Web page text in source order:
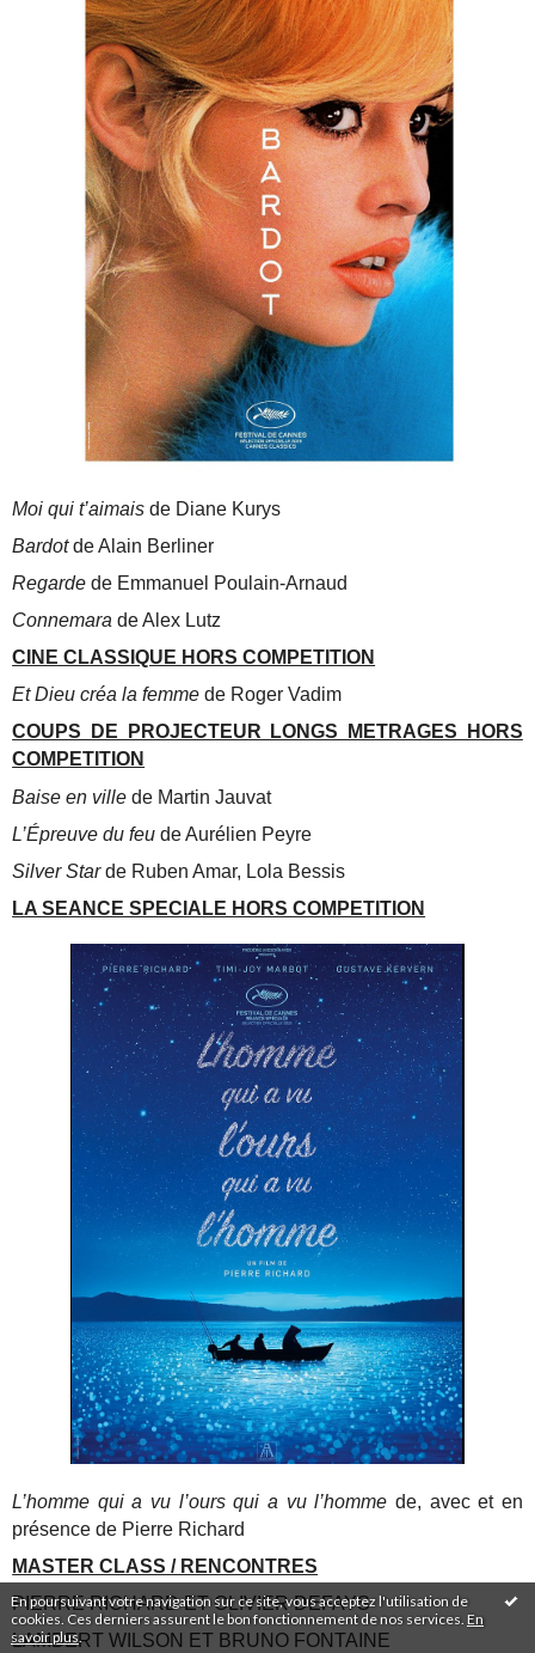
En poursuivant votre navigation sur ce site, vous acceptez l'utilisation de
cookies. Ces derniers assurent le bon fonctionnement de nos services. En
savoir plus.
Moi qui t’aimais de Diane Kurys
Bardotde Alain Berliner
Regarde de Emmanuel Poulain-Arnaud
Connemara de Alex Lutz
CINE CLASSIQUE HORS COMPETITION
Et Dieu créa la femmede Roger Vadim
COUPS DE PROJECTEUR LONGS METRAGES HORS
COMPETITION
Baise en ville de Martin Jauvat
L’Épreuve du feude Aurélien Peyre
Silver Starde Ruben Amar, Lola Bessis
LA SEANCE SPECIALE HORS COMPETITION
L’homme qui a vu l’ours qui a vu l’homme de, avec et en
présence de Pierre Richard
MASTER CLASS / RENCONTRES
PIERRE RICHARD ET OLIVIER DEFAYS
LAMBERT WILSON ET BRUNO FONTAINE